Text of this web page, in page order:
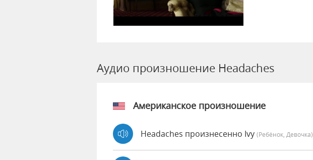
Аудио произношение Headaches
Американское произношение
Headaches произнесенно Ivy (Ребёнок, Девочка)